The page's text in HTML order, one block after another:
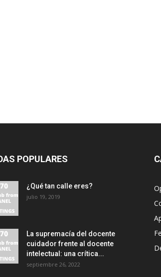
POPULARES
¿Qué tan calle eres?
julio 19, 2019
La supremacía del docente
cuidador frente al docente
intelectual: una crítica...
septiembre 26, 2022